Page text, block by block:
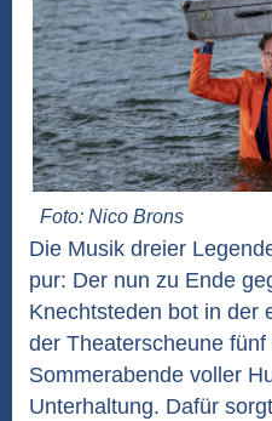
Foto: Nico Brons
Die Musik dreier
pur: Der nun zu Ende
Knechtsteden bot in der
der Theaterscheune
Sommerabende voller
Unterhaltung. Dafür